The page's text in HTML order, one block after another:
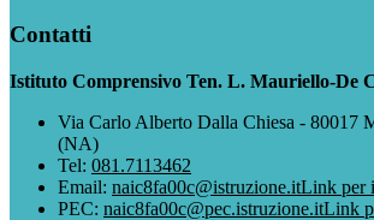
Contatti
Istituto Comprensivo Ten. L. Mauriello-De
Via Carlo Alberto Dalla Chiesa - 80017
(NA)
Tel: 081.7113462
Email: naic8fa00c@istruzione.itLink per
PEC: naic8fa00c@pec.istruzione.itLink